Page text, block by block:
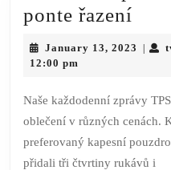
ponte řazení
ponte
January 13, 2023
12:00 pm
Naše každodenní zprávy
oblečení v různých cenách.
preferovaný kapesní
přidali tři čtvrtiny rukávů i